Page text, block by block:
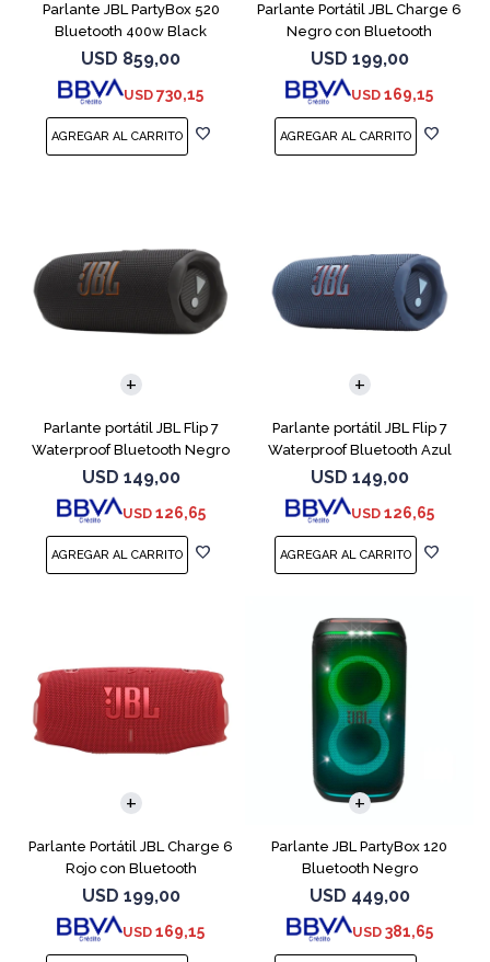
Parlante JBL PartyBox 520
Bluetooth 400w Black
USD 859,00
USD 730,15
Parlante Portátil JBL Charge 6
Negro con Bluetooth
USD 199,00
USD 169,15
Parlante portátil JBL Flip 7
Waterproof Bluetooth Negro
USD 149,00
USD 126,65
Parlante portátil JBL Flip 7
Waterproof Bluetooth Azul
USD 149,00
USD 126,65
Parlante Portátil JBL Charge 6
Rojo con Bluetooth
USD 199,00
USD 169,15
Parlante JBL PartyBox 120
Bluetooth Negro
USD 449,00
USD 381,65